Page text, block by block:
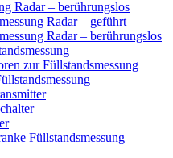
Radar – berührungslos
Radar – geführt
Radar – berührungslos
zur Füllstandsmessung
Füllstandsmessung